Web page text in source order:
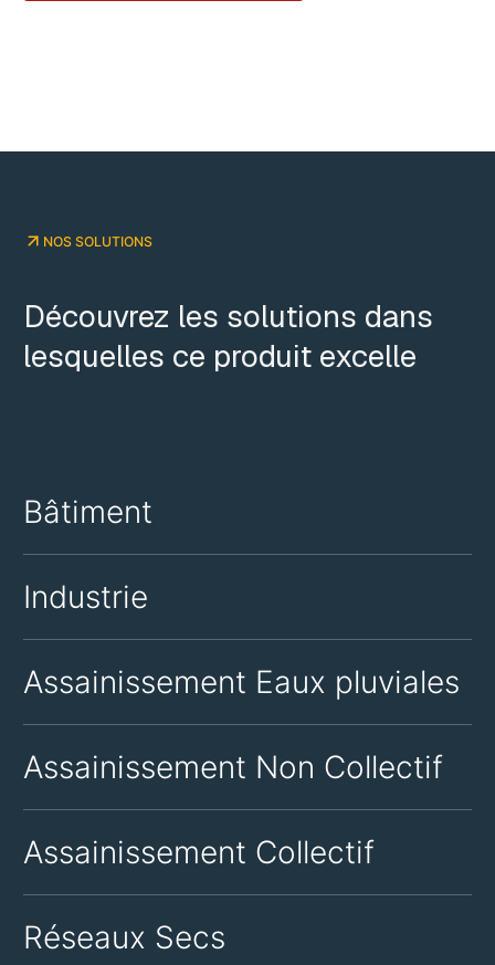
NOS SOLUTIONS
Découvrez les solutions dans
lesquelles ce produit excelle
Bâtiment
Industrie
Assainissement Eaux pluviales
Assainissement Non Collectif
Assainissement Collectif
Réseaux Secs